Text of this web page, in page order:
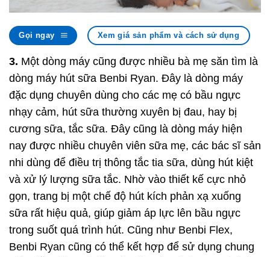
Gọi ngay Xem giá sản phẩm và cách sử dụng
3. Một dòng máy cũng được nhiều bà mẹ săn tìm là
dòng máy hút sữa Benbi Ryan. Đây là dòng máy
đặc dụng chuyên dùng cho các mẹ có bầu ngực
nhạy cảm, hút sữa thường xuyên bị đau, hay bị
cương sữa, tắc sữa. Đây cũng là dòng máy hiện
nay được nhiều chuyên viên sữa mẹ, các bác sĩ sản
nhi dùng để điều trị thông tắc tia sữa, dùng hút kiệt
và xử lý lượng sữa tắc. Nhờ vào thiết kế cực nhỏ
gọn, trang bị một chế độ hút kích phản xạ xuống
sữa rất hiệu quả, giúp giảm áp lực lên bầu ngực
trong suốt quá trình hút. Cũng như Benbi Flex,
Benbi Ryan cũng có thể kết hợp để sử dụng chung